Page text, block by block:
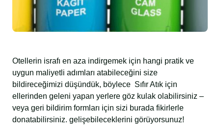
Otellerin israfı en aza indirgemek için hangi pratik ve
uygun maliyetli adımları atabileceğini size
bildireceğimizi düşündük, böylece Sıfır Atık için
ellerinden geleni yapan yerlere göz kulak olabilirsiniz –
veya geri bildirim formları için sizi burada fikirlerle
donatabilirsiniz. gelişebileceklerini görüyorsunuz!